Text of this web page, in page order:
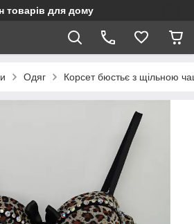
товарів для дому
Одяг Корсет бюстьє з щільною